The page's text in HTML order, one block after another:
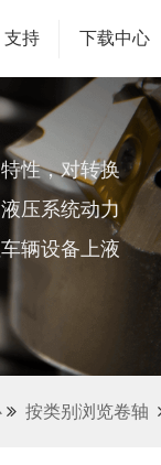
支持 下载中心
性，对转换
压系统动力
辆设备上液
按类别浏览卷轴